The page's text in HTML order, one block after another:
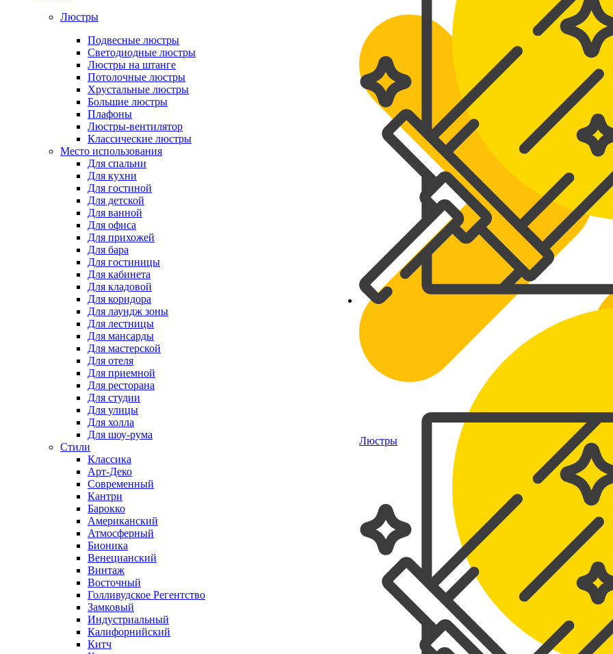
Люстры
Люстры
Подвесные люстры
Светодиодные люстры
Люстры на штанге
Потолочные люстры
Хрустальные люстры
Большие люстры
Плафоны
Люстры-вентилятор
Классические люстры
Место использования
Для спальни
Для кухни
Для гостиной
Для детской
Для ванной
Для офиса
Для прихожей
Для бара
Для гостиницы
Для кабинета
Для кладовой
Для коридора
Для лаундж зоны
Для лестницы
Для мансарды
Для мастерской
Для отеля
Для приемной
Для ресторана
Для студии
Для улицы
Для холла
Для шоу-рума
Стили
Классика
Арт-Деко
Современный
Кантри
Барокко
Американский
Атмосферный
Бионика
Венецианский
Винтаж
Восточный
Голливудское Регентство
Замковый
Индустриальный
Калифорнийский
Китч